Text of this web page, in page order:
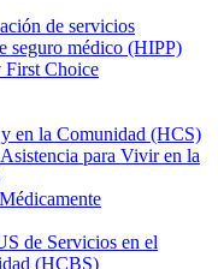
de servicios
seguro médico (HIPP)
First Choice
en la Comunidad (HCS)
para Vivir en la
de Servicios en el
(HCBS)